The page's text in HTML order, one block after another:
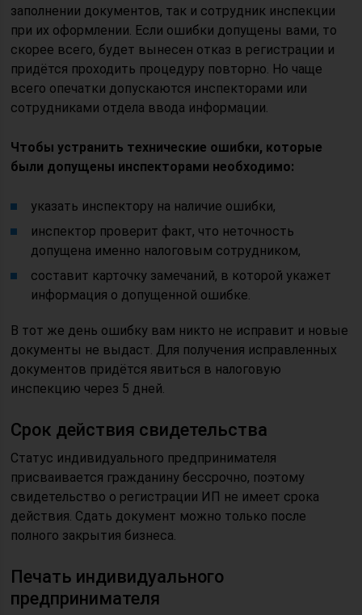
заполнении документов, так и сотрудник инспекции
при их оформлении. Если ошибки допущены вами, то
скорее всего, будет вынесен отказ в регистрации и
придётся проходить процедуру повторно. Но чаще
всего опечатки допускаются инспекторами или
сотрудниками отдела ввода информации.
Чтобы устранить технические ошибки, которые
были допущены инспекторами необходимо:
указать инспектору на наличие ошибки,
инспектор проверит факт, что неточность
допущена именно налоговым сотрудником,
составит карточку замечаний, в которой укажет
информация о допущенной ошибке.
В тот же день ошибку вам никто не исправит и новые
документы не выдаст. Для получения исправленных
документов придётся явиться в налоговую
инспекцию через 5 дней.
Срок действия свидетельства
Статус индивидуального предпринимателя
присваивается гражданину бессрочно, поэтому
свидетельство о регистрации ИП не имеет срока
действия. Сдать документ можно только после
полного закрытия бизнеса.
Печать индивидуального
предпринимателя